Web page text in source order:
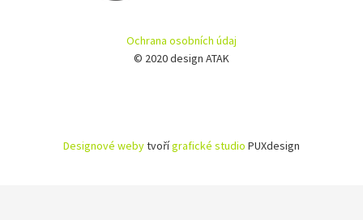
Ochrana osobních údaj
© 2020 design ATAK
Designové webytvořígrafické studio PUXdesign